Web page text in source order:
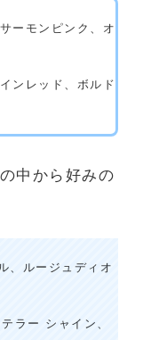
ーモンピンク、オ
ンレッド、ボルド
中から好みの
、ルージュディオ
ラー シャイン、